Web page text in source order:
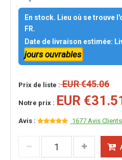
En stock. Lieu où se trouve
FR.
Date de livraison estimée:
jours ouvrables
Prix de liste :EUR €45.06
Notre prix : EUR
Avis : 1677 Avis Clients